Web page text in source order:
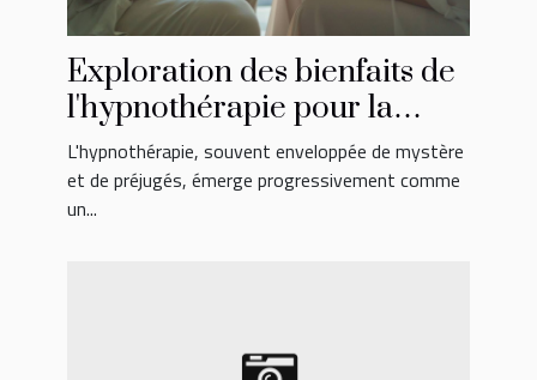
Exploration des bienfaits de
l'hypnothérapie pour la
santé mentale
L'hypnothérapie, souvent enveloppée de mystère
et de préjugés, émerge progressivement comme
un...